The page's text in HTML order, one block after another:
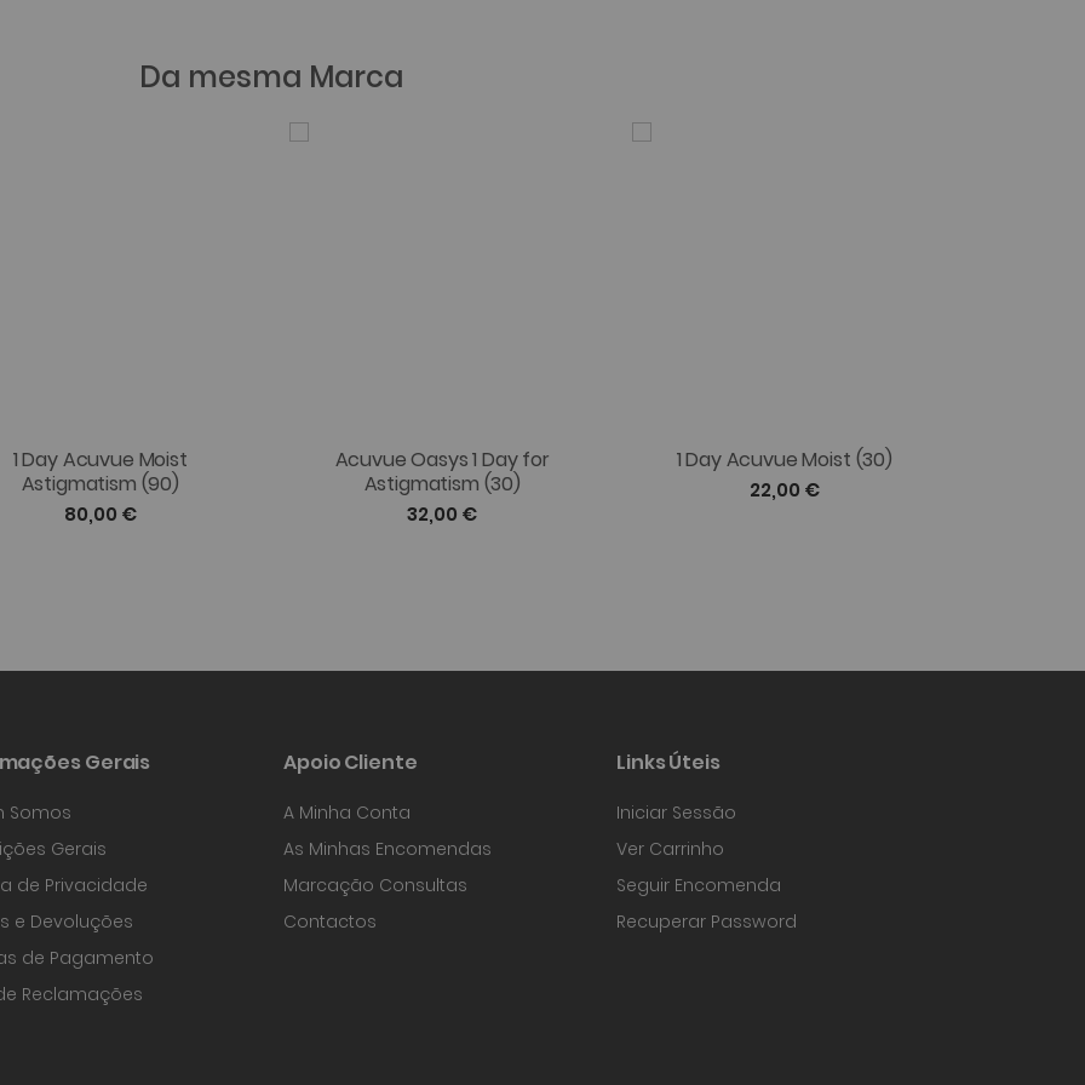
Da mesma Marca
1 Day Acuvue Moist
Astigmatism (90)
80,00 €
Acuvue Oasys 1 Day for
Astigmatism (30)
32,00 €
1 Day Acuvue Moist (30)
22,00 €
Gerais
Somos
Gerais
de Privacidade
e Devoluções
de Pagamento
Reclamações
Apoio Cliente
A Minha Conta
As Minhas Encomendas
Marcação Consultas
Contactos
Links Úteis
Iniciar Sessão
Ver Carrinho
Seguir Encomenda
Recuperar Password